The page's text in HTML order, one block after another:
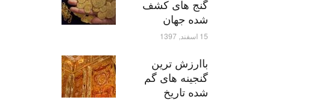
گنج های کشف
شده جهان
15 اسفند, 1397
باارزش ترین
گنجینه های گم
شده تاریخ